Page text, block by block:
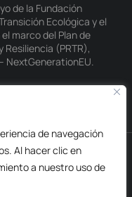
de navegación
Al hacer clic en
a nuestro uso de
de la Fundación
Ecológica y el
marco del Plan de
(PRTR),
NextGenerationEU.